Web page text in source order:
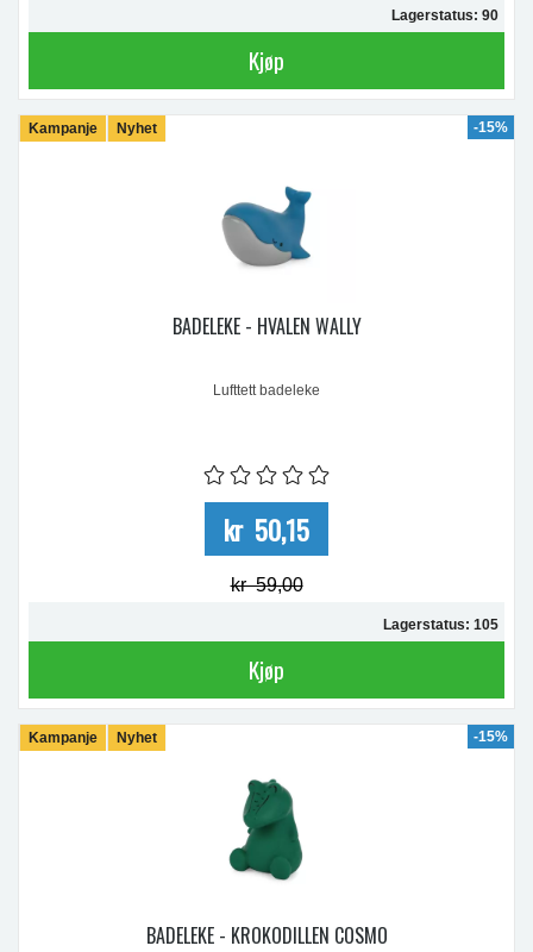
Lagerstatus: 90
Kjøp
Kampanje Nyhet -15%
BADELEKE - HVALEN WALLY
Lufttett badeleke
kr 50,15
kr 59,00
Lagerstatus: 105
Kjøp
Kampanje Nyhet -15%
BADELEKE - KROKODILLEN COSMO